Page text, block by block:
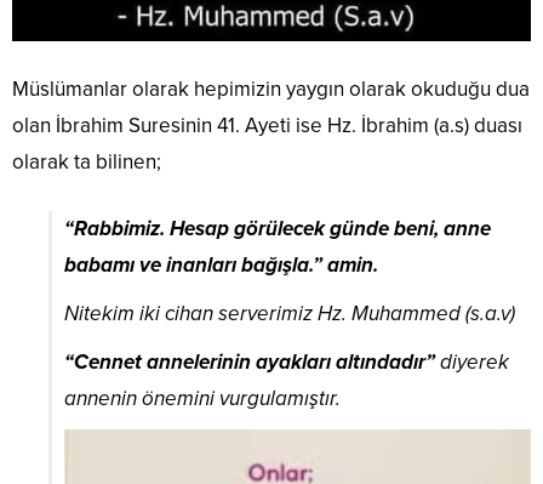
Müslümanlar olarak hepimizin yaygın olarak okuduğu dua
olan İbrahim Suresinin 41. Ayeti ise Hz. İbrahim (a.s) duası
olarak ta bilinen;
“Rabbimiz. Hesap görülecek günde beni, anne
babamı ve inanları bağışla.” amin.
Nitekim iki cihan serverimiz Hz. Muhammed (s.a.v)
“Cennet annelerinin ayakları altındadır”diyerek
annenin önemini vurgulamıştır.